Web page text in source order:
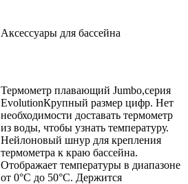
Аксессуары для бассейна
Термометр плавающий Jumbo,серия
EvolutionКрупный размер цифр. Нет
необходимости доставать термометр
из воды, чтобы узнать температуру.
Нейлоновый шнур для крепления
термометра к краю бассейна.
Отображает температуры в диапазоне
от 0°С до 50°С. Держится